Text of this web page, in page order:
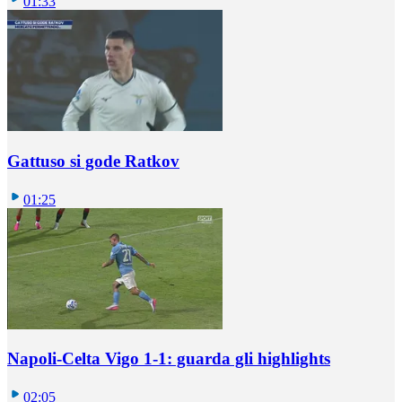
Gattuso si gode Ratkov
01:25
Napoli-Celta Vigo 1-1: guarda gli highlights
02:05